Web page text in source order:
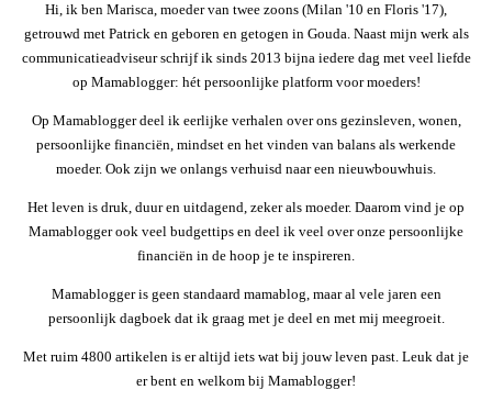
Hi, ik ben Marisca, moeder van twee zoons (Milan '10 en Floris '17),
getrouwd met Patrick en geboren en getogen in Gouda. Naast mijn werk als
communicatieadviseur schrijf ik sinds 2013 bijna iedere dag met veel liefde
op Mamablogger: hét persoonlijke platform voor moeders!
Op Mamablogger deel ik eerlijke verhalen over ons gezinsleven, wonen,
persoonlijke financiën, mindset en het vinden van balans als werkende
moeder. Ook zijn we onlangs verhuisd naar een nieuwbouwhuis.
Het leven is druk, duur en uitdagend, zeker als moeder. Daarom vind je op
Mamablogger ook veel budgettips en deel ik veel over onze persoonlijke
financiën in de hoop je te inspireren.
Mamablogger is geen standaard mamablog, maar al vele jaren een
persoonlijk dagboek dat ik graag met je deel en met mij meegroeit.
Met ruim 4800 artikelen is er altijd iets wat bij jouw leven past. Leuk dat je
er bent en welkom bij Mamablogger!